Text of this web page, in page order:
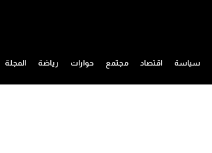
سياسة اقتصاد مجتمع حوارات رياضة المجلة